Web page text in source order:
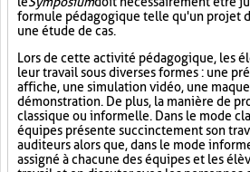
formule pédagogique telle qu'un projet
une étude de cas.
Lors de cette activité pédagogique, les
leur travail sous diverses formes : une
affiche, une simulation vidéo, une
démonstration. De plus, la manière de
classique ou informelle. Dans le mode
équipes présente succinctement son
auditeurs alors que, dans le mode
assigné à chacune des équipes et les